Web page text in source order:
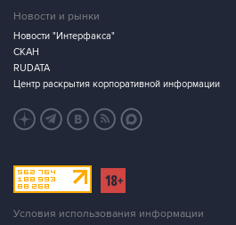
Новости и рынки
Новости "Интерфакса"
СКАН
RUDATA
Центр раскрытия корпоративной информации
Условия использования информации